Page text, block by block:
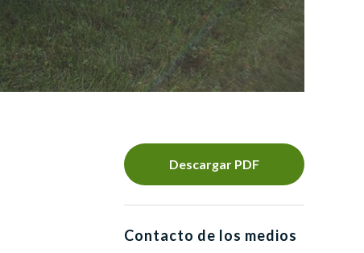
Descargar PDF
Contacto de los medios